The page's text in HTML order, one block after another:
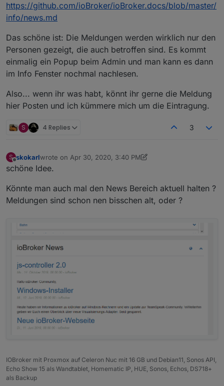
https://github.com/ioBroker/ioBroker.docs/blob/master/
info/news.md
Das schöne ist: Die Meldungen werden wirklich nur den
Personen gezeigt, die auch betroffen sind. Es kommt
einmalig ein Popup beim Admin und man kann es dann
im Info Fenster nochmal nachlesen.
Also... wenn ihr was habt, könnt ihr gerne die Meldung
hier Posten und ich kümmere mich um die Eintragung.
S 4 Replies 3
S
Offline
skokarlwrote on Apr 30, 2020, 3:40 PM
last edited by skokarlApr 30, 2020, 5:40 PM
schöne Idee.
Könnte man auch mal den News Bereich aktuell halten ?
Meldungen sind schon nen bisschen alt, oder ?
IOBroker mit Proxmox auf Celeron Nuc mit 16 GB und Debian11, Sonos API,
Echo Show 15 als Wandtablet, Homematic IP, HUE, Sonos, Echos, DS718+
als Backup